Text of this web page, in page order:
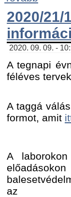
2020/
2020. 09. 09. -
A tegnapi
féléves
A taggá
formot, amit
A
az ﻿